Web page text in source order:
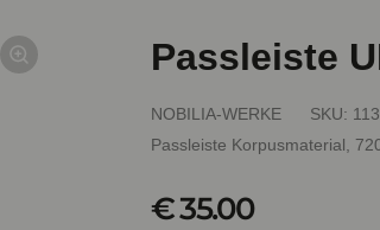
Passleiste
NOBILIA-WERKE SKU: 113
Passleiste Korpusmaterial,
€ 35.00